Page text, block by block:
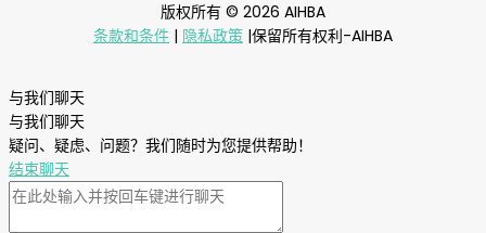
版权所有 © 2026 AIHBA
条款和条件 | 隐私政策 |保留所有权利-AIHBA
与我们聊天
与我们聊天
疑问、疑虑、问题？我们随时为您提供帮助！
结束聊天